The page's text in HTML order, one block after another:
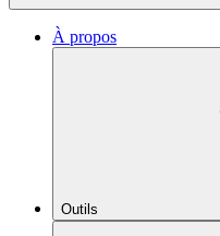
À propos
Outils